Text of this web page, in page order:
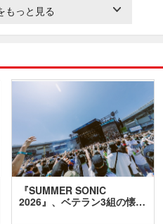
もっと見る
『SUMMER SONIC
2026』、ベテラン3組の懐…